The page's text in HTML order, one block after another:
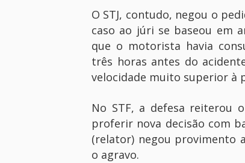
O STJ, contudo, negou o
caso ao júri se baseou em
que o motorista havia
três horas antes do
velocidade muito superior à
No STF, a defesa reiterou
proferir nova decisão com
(relator) negou provimento
o agravo.